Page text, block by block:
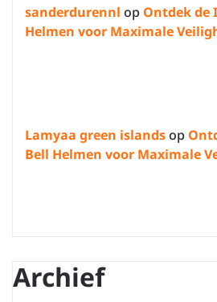
sanderdurennl op Ontdek de
Helmen voor Maximale
Lamyaa green islandsop
Bell Helmen voor Maximale
Archief